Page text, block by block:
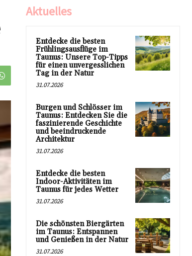
Aktuelles
Entdecke die besten
Frühlingsausflüge im
Taunus: Unsere Top-Tipps
für einen unvergesslichen
Tag in der Natur
31.07.2026
Burgen und Schlösser im
Taunus: Entdecken Sie die
faszinierende Geschichte
und beeindruckende
Architektur
31.07.2026
Entdecke die besten
Indoor-Aktivitäten im
Taunus für jedes Wetter
31.07.2026
Die schönsten Biergärten
im Taunus: Entspannen
und Genießen in der Natur
31.07.2026